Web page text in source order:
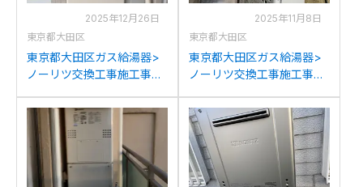
2025年12月26日
東京都大田区
東京都大田区ガス給湯器>
ノーリツ交換工事施工事
4200ARSAW3Q-56-Fから
ノーリツGTH-2454AW3H
BLへの交換
2025年11月8日
東京都大田区
東京都大田区ガス給湯器>
ノーリツ交換工事施工事
C2034WSからノーリツ
GQ-C2034WSへの交換